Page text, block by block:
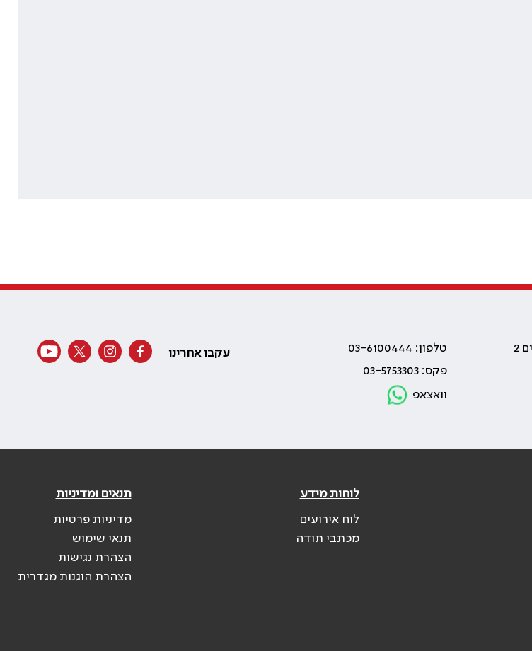
טלפון: 03-6100444
פקס: 03-5753303
וואצאפ
עקבו אחרינו
לוחות מידע
לוח אירועים
מכתבי תודה
תנאים ומדיניות
מדיניות פרטיות
תנאי שימוש
הצהרת נגישות
הצהרת הוגנות מגדרית